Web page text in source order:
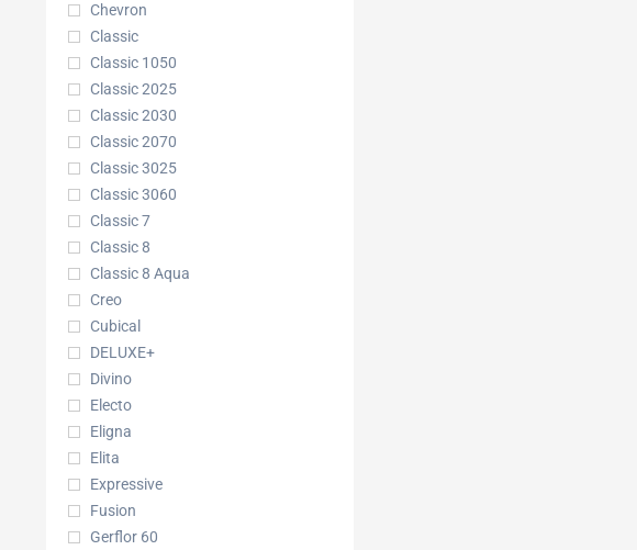
Chevron
Classic
Classic 1050
Classic 2025
Classic 2030
Classic 2070
Classic 3025
Classic 3060
Classic 7
Classic 8
Classic 8 Aqua
Creo
Cubical
DELUXE+
Divino
Electo
Eligna
Elita
Expressive
Fusion
Gerflor 60